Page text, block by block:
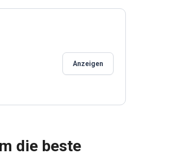
Anzeigen
die beste